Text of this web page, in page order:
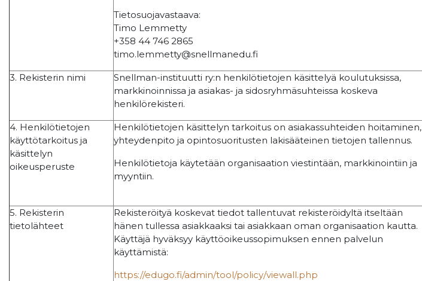
Tietosuojavastaava:
Timo Lemmetty
+358 44 746 2865
timo.lemmetty@snellmanedu.fi
3. Rekisterin nimi
Snellman-instituutti ry:n henkilötietojen käsittelyä koulutuksissa,
markkinoinnissa ja asiakas- ja sidosryhmäsuhteissa koskeva
henkilörekisteri.
4. Henkilötietojen
käyttötarkoitus ja
käsittelyn
oikeusperuste
Henkilötietojen käsittelyn tarkoitus on asiakassuhteiden hoitaminen,
yhteydenpito ja opintosuoritusten lakisääteinen tietojen tallennus.
Henkilötietoja käytetään organisaation viestintään, markkinointiin ja
myyntiin.
5. Rekisterin
tietolähteet
Rekisteröityä koskevat tiedot tallentuvat rekisteröidyltä itseltään
hänen tullessa asiakkaaksi tai asiakkaan oman organisaation kautta.
Käyttäjä hyväksyy käyttöoikeussopimuksen ennen palvelun
käyttämistä:
https://edugo.fi/admin/tool/policy/viewall.php